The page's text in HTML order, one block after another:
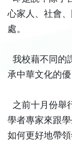
心家人、社會
處。
我校藉不同的
承中華文化的優
之前十月份舉
學者專家來跟
如何更好地帶